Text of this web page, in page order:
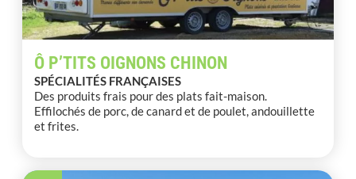
Ô P’TITS OIGNONS CHINON
SPÉCIALITÉS FRANÇAISES
Des produits frais pour des plats fait-maison.
Effilochés de porc, de canard et de poulet, andouillette
et frites.